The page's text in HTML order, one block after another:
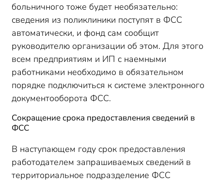
больничного тоже будет необязательно:
сведения из поликлиники поступят в ФСС
автоматически, и фонд сам сообщит
руководителю организации об этом. Для этого
всем предприятиям и ИП с наемными
работниками необходимо в обязательном
порядке подключиться к системе электронного
документооборота ФСС.
Сокращение срока предоставления сведений в
ФСС
В наступающем году срок предоставления
работодателем запрашиваемых сведений в
территориальное подразделение ФСС